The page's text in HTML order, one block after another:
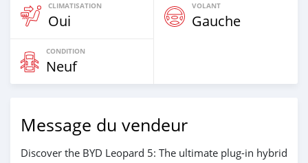
CLIMATISATION
Oui
VOLANT
Gauche
CONDITION
Neuf
Message du vendeur
Discover the BYD Leopard 5: The ultimate plug-in hybrid